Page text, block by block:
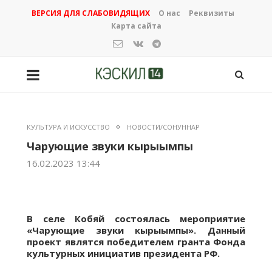
ВЕРСИЯ ДЛЯ СЛАБОВИДЯЩИХ О нас
Реквизиты
Карта сайта
КУЛЬТУРА И ИСКУССТВО НОВОСТИ/СОНУННАР
Чарующие звуки кырыымпы
16.02.2023 13:44
В селе Кобяй состоялась мероприятие
«Чарующие звуки кырыымпы». Данный
проект являтся победителем гранта Фонда
культурных инициатив президента РФ.